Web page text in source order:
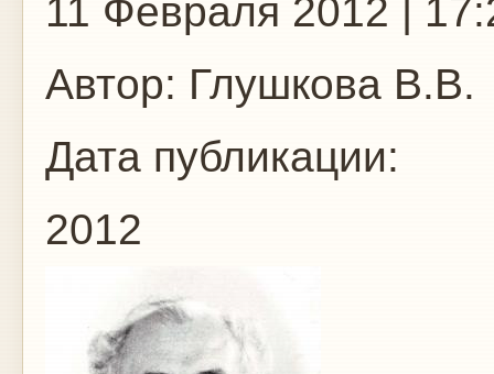
11 Февраля 2012 |
Автор: Глушкова В.В.
Дата публикации:
2012